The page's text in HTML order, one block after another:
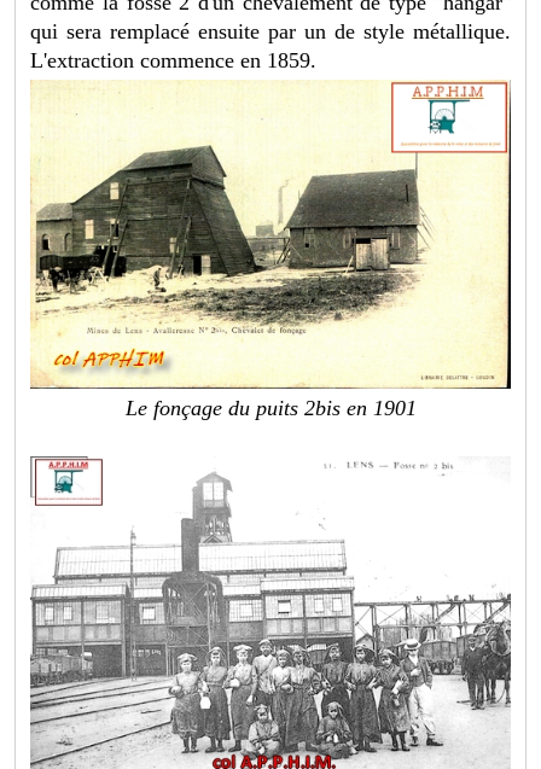
qui sera remplacé ensuite par un de style métallique.
L'extraction commence en 1859.
Le fonçage du puits 2bis en 1901